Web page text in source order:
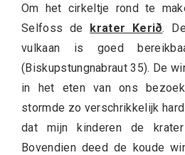
Om het cirkeltje rond te
Selfoss de krater Kerið.
vulkaan is goed
(Biskupstungnabraut 35). De
in het eten van ons
stormde zo verschrikkelijk
dat mijn kinderen de
Bovendien deed de koude